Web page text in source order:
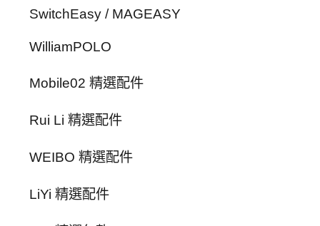
SwitchEasy / MAGEASY
WilliamPOLO
Mobile02 精選配件
Rui Li 精選配件
WEIBO 精選配件
LiYi 精選配件